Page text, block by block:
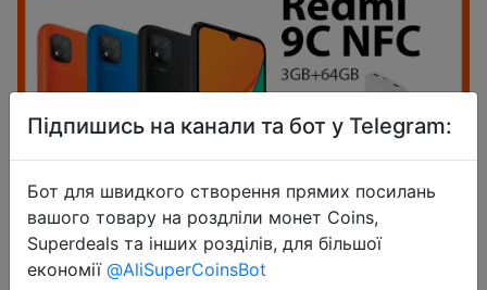
Підпишись на канали та бот у Telegram:
Бот для швидкого створення прямих посилань
вашого товару на роздліли монет Coins,
Superdeals та інших розділів, для більшої
економії @AliSuperCoinsBot